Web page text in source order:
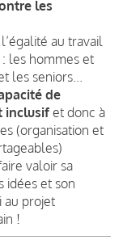
les
au travail
les hommes et
les seniors...
de
inclusif et donc à
(organisation et
valoir sa
idées et son
au projet
!